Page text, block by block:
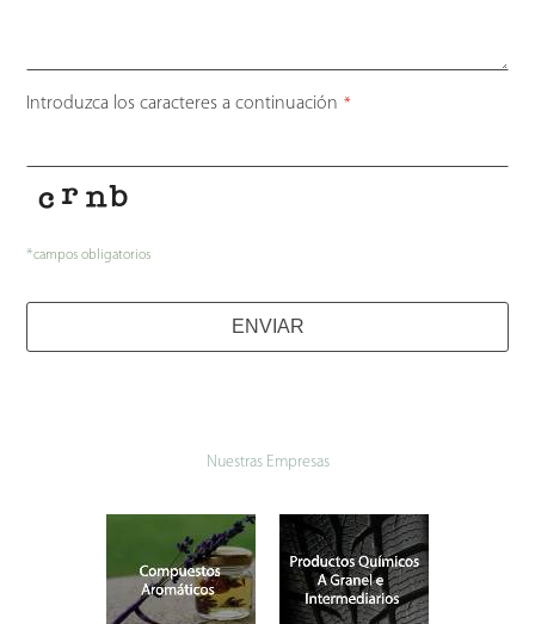
Introduzca los caracteres a continuación *
*campos obligatorios
ENVIAR
Nuestras Empresas